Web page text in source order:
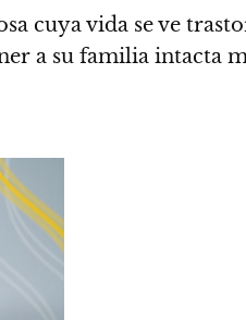
cuya vida se ve
a su familia intacta